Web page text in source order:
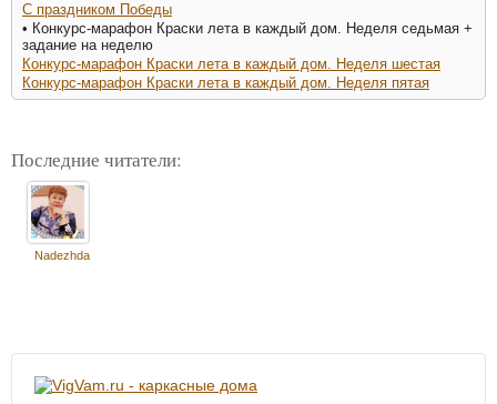
С праздником Победы
• Конкурс-марафон Краски лета в каждый дом. Неделя седьмая +
задание на неделю
Конкурс-марафон Краски лета в каждый дом. Неделя шестая
Конкурс-марафон Краски лета в каждый дом. Неделя пятая
Последние читатели:
Nadezhda